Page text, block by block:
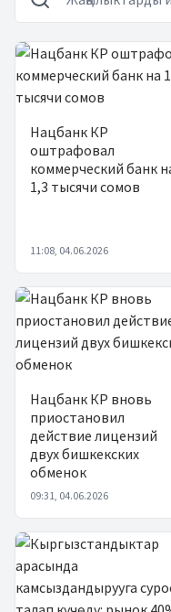
Жаңылыктар
Нацбанк КР
оштрафовал
коммерческий банк
1,3 тысячи сомов
11:08, 04.06.2026
Нацбанк КР вновь
приостановил
действие лицензий
двух бишкекских
обменок
09:31, 04.06.2026